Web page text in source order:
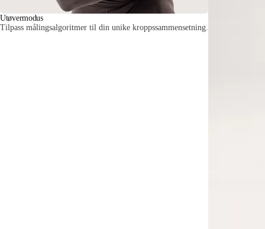
Utøvermodus
Tilpass målingsalgoritmer til din unike kroppssammensetning.